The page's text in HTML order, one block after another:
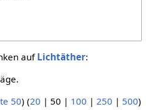
auf Lichtäther:
50) (20 | 50 | 100 | 250 | 500)